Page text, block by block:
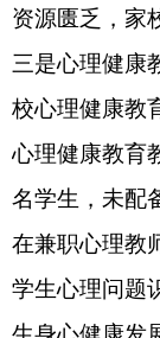
效性。要健全教
施-效果跟踪-考
复盘交流、技能
训统筹规范，完
把参训选派关口
流程把关，杜绝
训资源。要强化
体地位，控制教